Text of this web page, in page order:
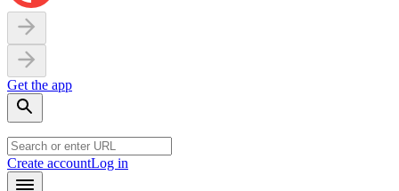
Get the app
Create accountLog in